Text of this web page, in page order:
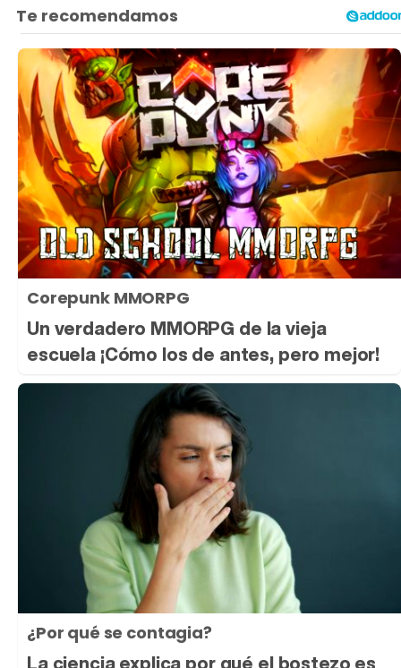
Corepunk MMORPG
Un verdadero MMORPG de la vieja
escuela ¡Cómo los de antes, pero mejor!
¿Por qué se contagia?
La ciencia explica por qué el bostezo es